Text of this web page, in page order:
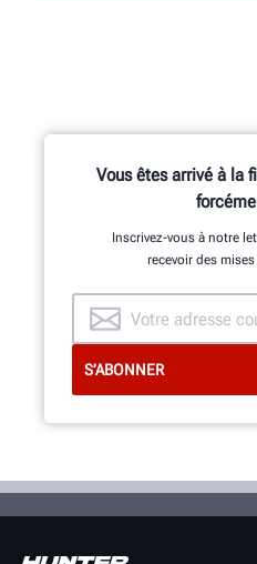
Vous êtes arrivé à la
Inscrivez-vous à notre
recevoir des